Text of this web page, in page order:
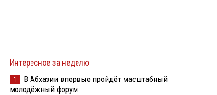
Интересное за неделю
1
В Абхазии впервые пройдёт масштабный
молодёжный форум